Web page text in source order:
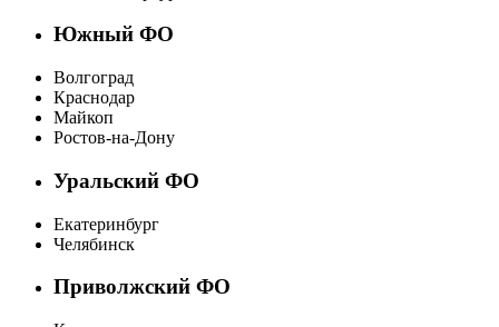
Южный ФО
Волгоград
Краснодар
Майкоп
Ростов-на-Дону
Уральский ФО
Екатеринбург
Челябинск
Приволжский ФО